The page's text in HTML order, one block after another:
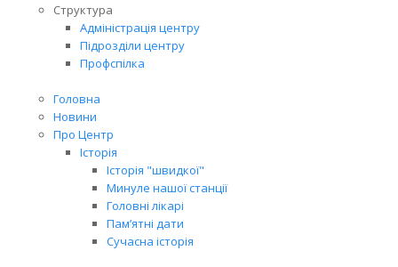
Структура
Адміністрація центру
Підрозділи центру
Профспілка
Головна
Новини
Про Центр
Історія
Історія "швидкої"
Минуле нашої станції
Головні лікарі
Пам’ятні дати
Сучасна історія